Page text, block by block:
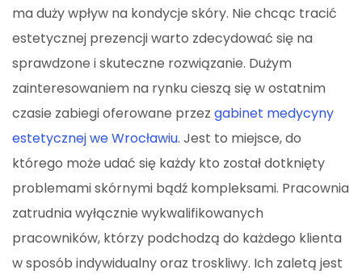
ma duży wpływ na kondycje skóry. Nie chcąc tracić
estetycznej prezencji warto zdecydować się na
sprawdzone i skuteczne rozwiązanie. Dużym
zainteresowaniem na rynku cieszą się w ostatnim
czasie zabiegi oferowane przez gabinet medycyny
estetycznej we Wrocławiu. Jest to miejsce, do
którego może udać się każdy kto został dotknięty
problemami skórnymi bądź kompleksami. Pracownia
zatrudnia wyłącznie wykwalifikowanych
pracowników, którzy podchodzą do każdego klienta
w sposób indywidualny oraz troskliwy. Ich zaletą jest